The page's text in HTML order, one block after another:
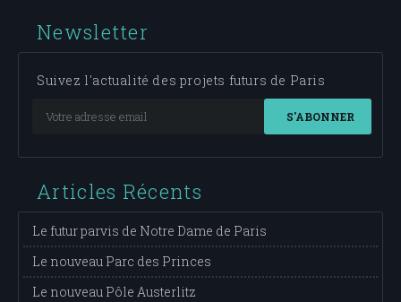
Newsletter
Suivez l'actualité des projets futurs de Paris
S'ABONNER
Articles Récents
Le futur parvis de Notre Dame de Paris
Le nouveau Parc des Princes
Le nouveau Pôle Austerlitz